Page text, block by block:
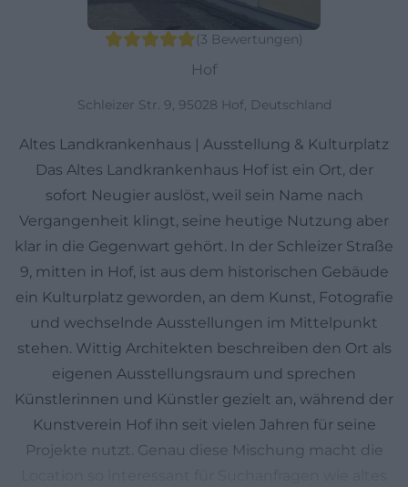
(3 Bewertungen)
Hof
Schleizer Str. 9, 95028 Hof, Deutschland
Altes Landkrankenhaus | Ausstellung & Kulturplatz
Das Altes Landkrankenhaus Hof ist ein Ort, der
sofort Neugier auslöst, weil sein Name nach
Vergangenheit klingt, seine heutige Nutzung aber
klar in die Gegenwart gehört. In der Schleizer Straße
9, mitten in Hof, ist aus dem historischen Gebäude
ein Kulturplatz geworden, an dem Kunst, Fotografie
und wechselnde Ausstellungen im Mittelpunkt
stehen. Wittig Architekten beschreiben den Ort als
eigenen Ausstellungsraum und sprechen
Künstlerinnen und Künstler gezielt an, während der
Kunstverein Hof ihn seit vielen Jahren für seine
Projekte nutzt. Genau diese Mischung macht die